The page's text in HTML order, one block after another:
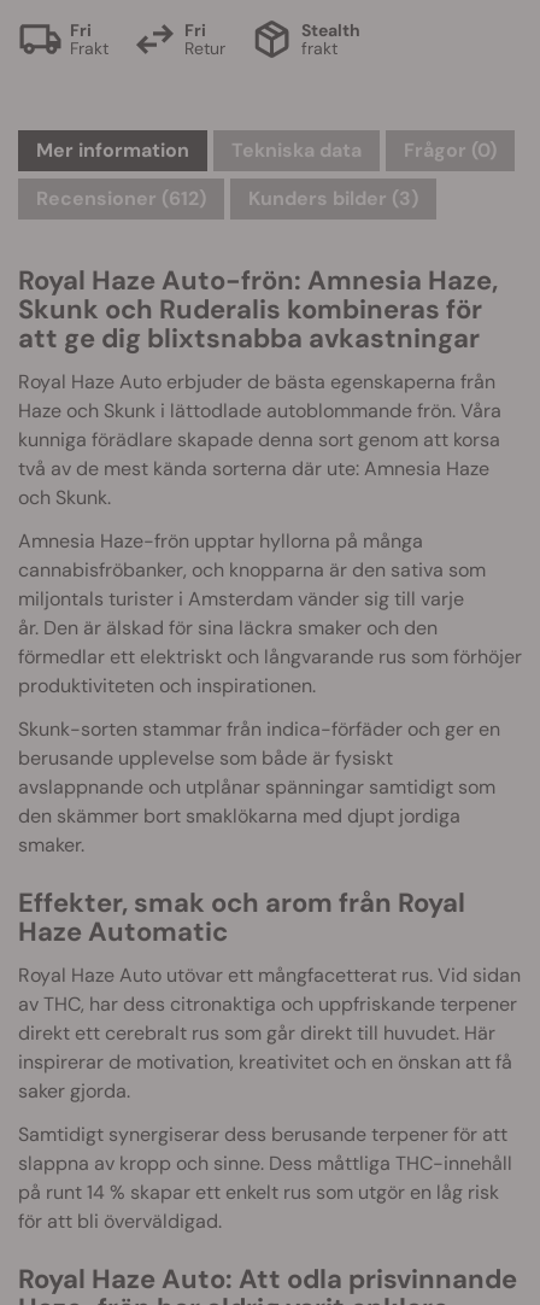
Fri
Frakt
Fri
Retur
Stealth
frakt
Mer information Tekniska data Frågor (0)
Recensioner (612)
Kunders bilder (3)
Royal Haze Auto-frön: Amnesia Haze,
Skunk och Ruderalis kombineras för
att ge dig blixtsnabba avkastningar
Royal Haze Auto erbjuder de bästa egenskaperna från
Haze och Skunk i lättodlade autoblommande frön. Våra
kunniga förädlare skapade denna sort genom att korsa
två av de mest kända sorterna där ute: Amnesia Haze
och Skunk.
Amnesia Haze-frön upptar hyllorna på många
cannabisfröbanker, och knopparna är den sativa som
miljontals turister i Amsterdam vänder sig till varje
år. Den är älskad för sina läckra smaker och den
förmedlar ett elektriskt och långvarande rus som förhöjer
produktiviteten och inspirationen.
Skunk-sorten stammar från indica-förfäder och ger en
berusande upplevelse som både är fysiskt
avslappnande och utplånar spänningar samtidigt som
den skämmer bort smaklökarna med djupt jordiga
smaker.
Effekter, smak och arom från Royal
Haze Automatic
Royal Haze Auto utövar ett mångfacetterat rus. Vid sidan
av THC, har dess citronaktiga och uppfriskande terpener
direkt ett cerebralt rus som går direkt till huvudet. Här
inspirerar de motivation, kreativitet och en önskan att få
saker gjorda.
Samtidigt synergiserar dess berusande terpener för att
slappna av kropp och sinne. Dess måttliga THC-innehåll
på runt 14 % skapar ett enkelt rus som utgör en låg risk
för att bli överväldigad.
Royal Haze Auto: Att odla prisvinnande